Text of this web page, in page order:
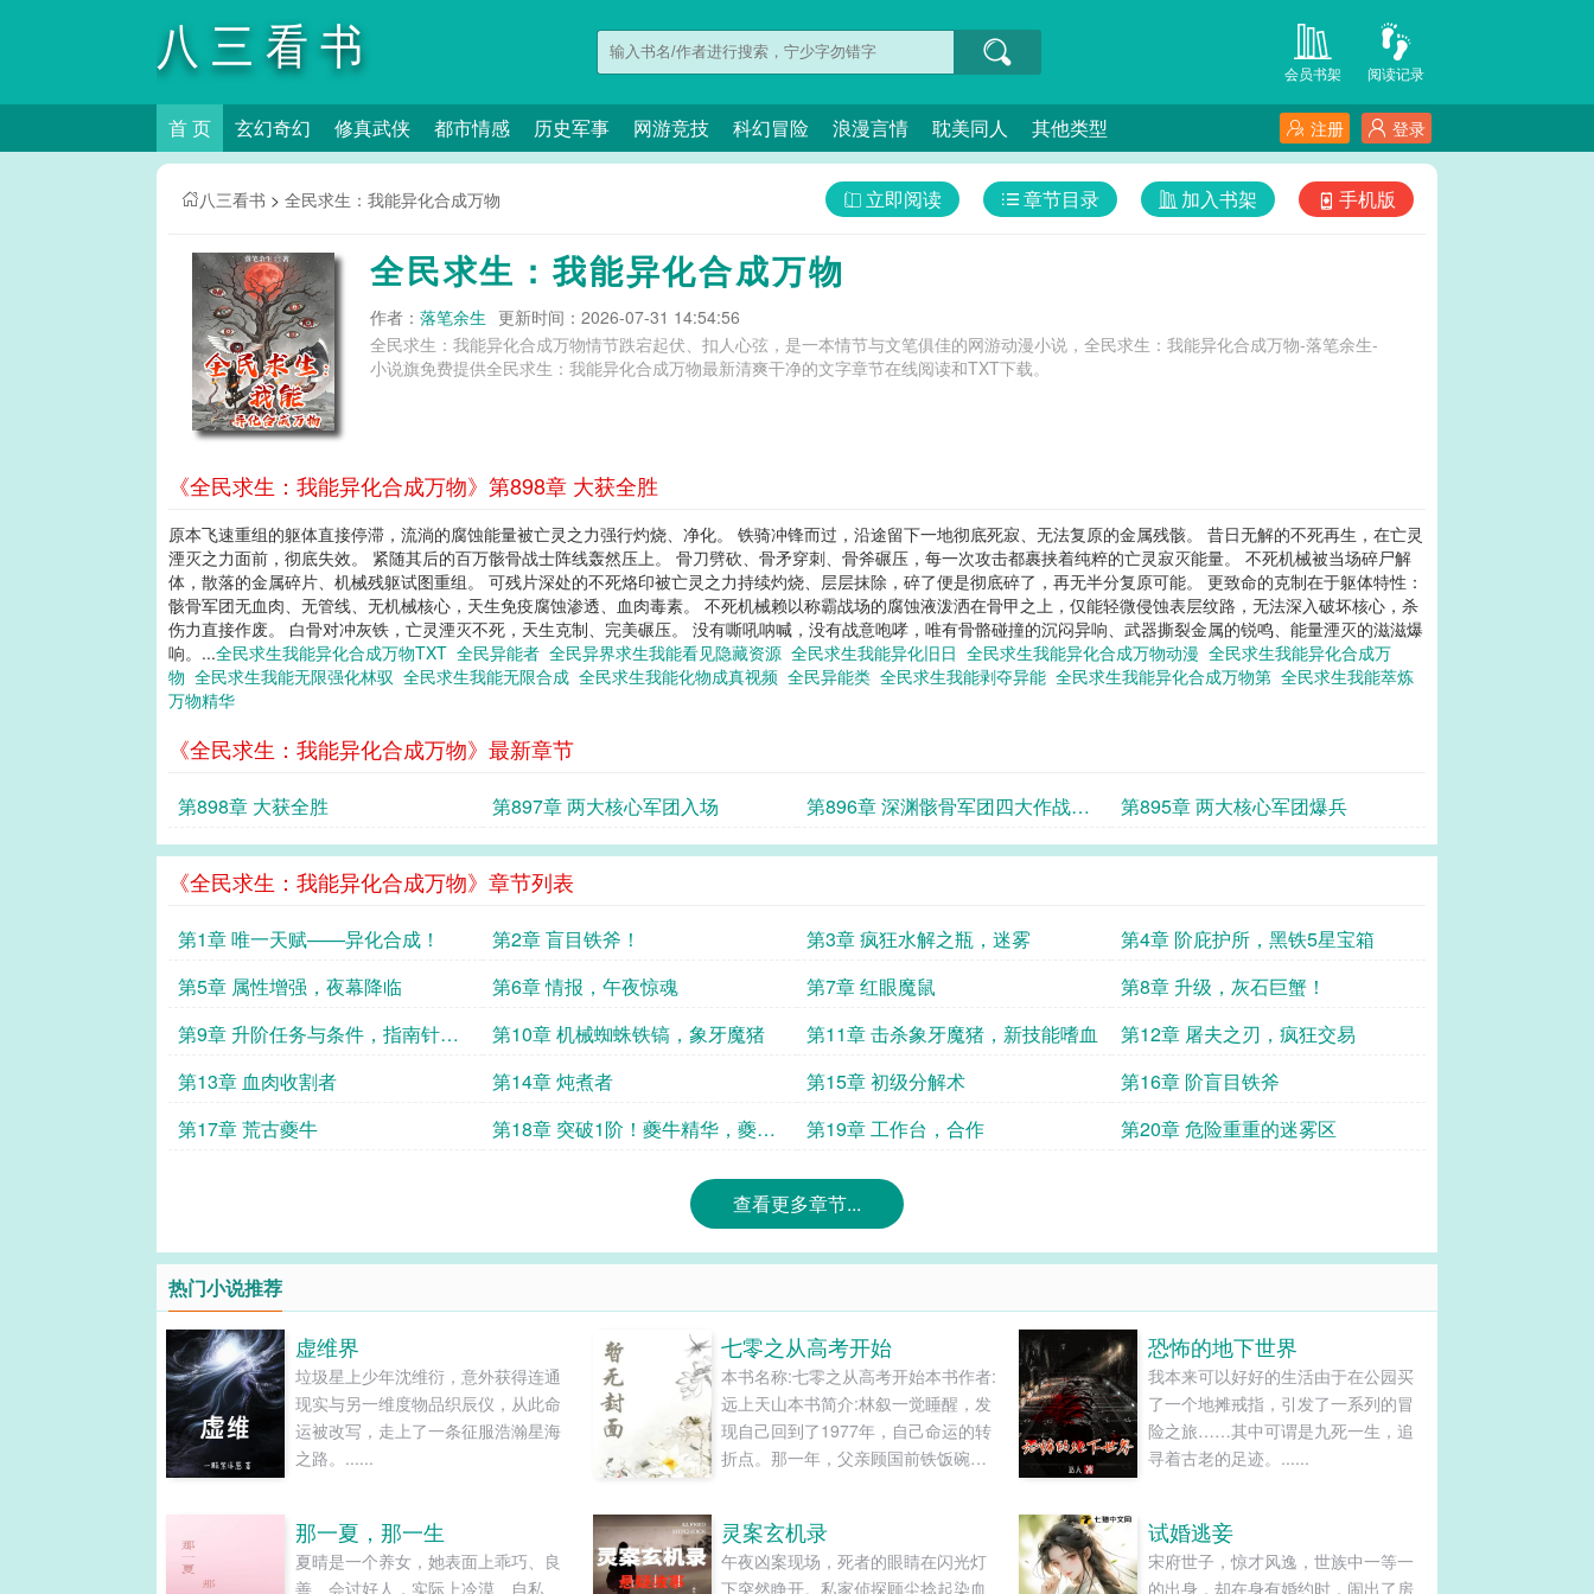
八三看书 阅读记录
会员书架
首 页 玄幻奇幻 修真武侠 都市情感 历史军事 网游竞技 科幻冒险 浪漫言情 耽美同人 其他类型 登录
注册
八三看书 > 全民求生：我能异化合成万物 手机版
加入书架
章节目录
立即阅读
全民求生：我能异化合成万物
作者： 落笔余生 更新时间：2026-07-31 14:54:56
全民求生：我能异化合成万物情节跌宕起伏、扣人心弦，是一本情节与文笔俱佳的网游动漫小说，全民求生：我能异化合成万物-落笔余生-
小说旗免费提供全民求生：我能异化合成万物最新清爽干净的文字章节在线阅读和TXT下载。
《全民求生：我能异化合成万物》第898章 大获全胜
原本飞速重组的躯体直接停滞，流淌的腐蚀能量被亡灵之力强行灼烧、净化。 铁骑冲锋而过，沿途留下一地彻底死寂、无法复原的金属残骸。 昔日无解的不死再生，在亡灵
湮灭之力面前，彻底失效。 紧随其后的百万骸骨战士阵线轰然压上。 骨刀劈砍、骨矛穿刺、骨斧碾压，每一次攻击都裹挟着纯粹的亡灵寂灭能量。 不死机械被当场碎尸解
体，散落的金属碎片、机械残躯试图重组。 可残片深处的不死烙印被亡灵之力持续灼烧、层层抹除，碎了便是彻底碎了，再无半分复原可能。 更致命的克制在于躯体特性：
骸骨军团无血肉、无管线、无机械核心，天生免疫腐蚀渗透、血肉毒素。 不死机械赖以称霸战场的腐蚀液泼洒在骨甲之上，仅能轻微侵蚀表层纹路，无法深入破坏核心，杀
伤力直接作废。 白骨对冲灰铁，亡灵湮灭不死，天生克制、完美碾压。 没有嘶吼呐喊，没有战意咆哮，唯有骨骼碰撞的沉闷异响、武器撕裂金属的锐鸣、能量湮灭的滋滋爆
响。...全民求生我能异化合成万物TXT 全民异能者 全民异界求生我能看见隐藏资源 全民求生我能异化旧日 全民求生我能异化合成万物动漫 全民求生我能异化合成万
物 全民求生我能无限强化林驭 全民求生我能无限合成 全民求生我能化物成真视频 全民异能类 全民求生我能剥夺异能 全民求生我能异化合成万物第 全民求生我能萃炼
万物精华
《全民求生：我能异化合成万物》最新章节
第898章 大获全胜 第897章 两大核心军团入场
第896章 深渊骸骨军团四大作战体
系
第895章 两大核心军团爆兵
《全民求生：我能异化合成万物》章节列表
第1章 唯一天赋——异化合成！ 第2章 盲目铁斧！ 第3章 疯狂水解之瓶，迷雾
第4章 阶庇护所，黑铁5星宝箱
第5章 属性增强，夜幕降临
第6章 情报，午夜惊魂 第7章 红眼魔鼠
第8章 升级，灰石巨蟹！
第9章 升阶任务与条件，指南针手
表
第10章 机械蜘蛛铁镐，象牙魔猪 第11章 击杀象牙魔猪，新技能嗜血
第12章 屠夫之刃，疯狂交易
第13章 血肉收割者
第14章 炖煮者 第15章 初级分解术
第16章 阶盲目铁斧
第17章 荒古夔牛
第18章 突破1阶！夔牛精华，夔牛
第19章 工作台，合作 第20章 危险重重的迷雾区
查看更多章节...
热门小说推荐
虚维界
垃圾星上少年沈维衍，意外获得连通
现实与另一维度物品织辰仪，从此命
运被改写，走上了一条征服浩瀚星海
之路。......
七零之从高考开始
本书名称:七零之从高考开始本书作者:
远上天山本书简介:林叙一觉睡醒，发
现自己回到了1977年，自己命运的转
折点。那一年，父亲顾国前铁饭碗的
离开人世，外公离开后，外婆也离开
了，林叙失去了最关心自己的亲人。
恐怖的地下世界
我本来可以好好的生活由于在公园买
了一个地摊戒指，引发了一系列的冒
险之旅……其中可谓是九死一生，追
寻着古老的足迹。......
那一夏，那一生
夏晴是一个养女，她表面上乖巧、良
善、会讨好人，实际上冷漠、自私、
灵案玄机录
午夜凶案现场，死者的眼睛在闪光灯
下突然睁开。私家侦探顾尘捻起染血
试婚逃妾
宋府世子，惊才风逸，世族中一等一
的出身，却在身有婚约时，闹出了房